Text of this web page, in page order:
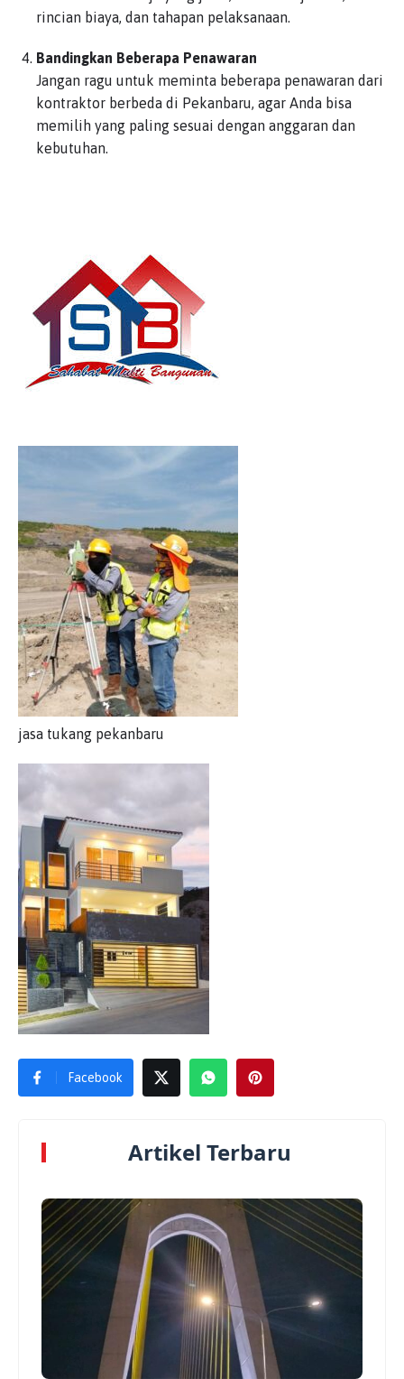
rincian biaya, dan tahapan pelaksanaan.
Bandingkan Beberapa Penawaran
Jangan ragu untuk meminta beberapa penawaran dari
kontraktor berbeda di Pekanbaru, agar Anda bisa
memilih yang paling sesuai dengan anggaran dan
kebutuhan.
jasa tukang pekanbaru
Facebook
Artikel Terbaru